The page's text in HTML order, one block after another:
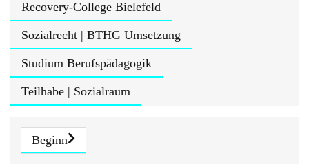
Recovery-College Bielefeld
Sozialrecht | BTHG Umsetzung
Studium Berufspädagogik
Teilhabe | Sozialraum
Beginn